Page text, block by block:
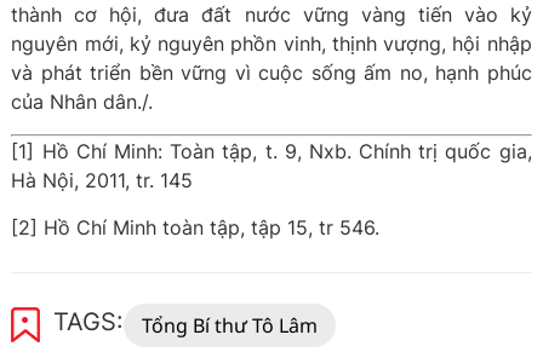
thành cơ hội, đưa đất nước vững vàng tiến vào kỷ
nguyên mới, kỷ nguyên phồn vinh, thịnh vượng, hội nhập
và phát triển bền vững vì cuộc sống ấm no, hạnh phúc
của Nhân dân./.
[1] Hồ Chí Minh: Toàn tập, t. 9, Nxb. Chính trị quốc gia,
Hà Nội, 2011, tr. 145
[2] Hồ Chí Minh toàn tập, tập 15, tr 546.
TAGS:
Tổng Bí thư Tô Lâm